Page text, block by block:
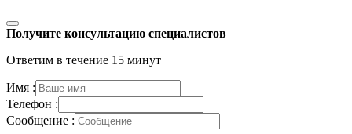
Получите консультацию специалистов
Ответим в течение 15 минут
Имя :
Телефон :
Сообщение :